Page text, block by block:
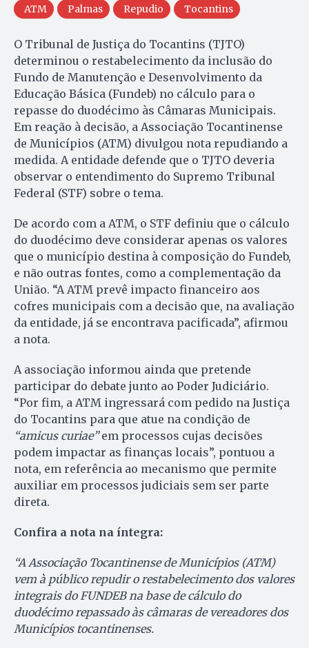
ATM Palmas Repudio Tocantins
O Tribunal de Justiça do Tocantins (TJTO)
determinou o restabelecimento da inclusão do
Fundo de Manutenção e Desenvolvimento da
Educação Básica (Fundeb) no cálculo para o
repasse do duodécimo às Câmaras Municipais.
Em reação à decisão, a Associação Tocantinense
de Municípios (ATM) divulgou nota repudiando a
medida. A entidade defende que o TJTO deveria
observar o entendimento do Supremo Tribunal
Federal (STF) sobre o tema.
De acordo com a ATM, o STF definiu que o cálculo
do duodécimo deve considerar apenas os valores
que o município destina à composição do Fundeb,
e não outras fontes, como a complementação da
União. “A ATM prevê impacto financeiro aos
cofres municipais com a decisão que, na avaliação
da entidade, já se encontrava pacificada”, afirmou
a nota.
A associação informou ainda que pretende
participar do debate junto ao Poder Judiciário.
“Por fim, a ATM ingressará com pedido na Justiça
do Tocantins para que atue na condição de
“amicus curiae”em processos cujas decisões
podem impactar as finanças locais”, pontuou a
nota, em referência ao mecanismo que permite
auxiliar em processos judiciais sem ser parte
direta.
Confira a nota na íntegra:
“A Associação Tocantinense de Municípios (ATM)
vem à público repudir o restabelecimento dos valores
integrais do FUNDEB na base de cálculo do
duodécimo repassado às câmaras de vereadores dos
Municípios tocantinenses.